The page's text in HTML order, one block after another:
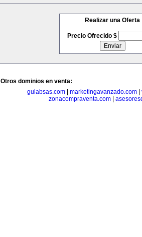
Realizar una Oferta
Precio Ofrecido $
Otros dominios en venta:
guiabsas.com
marketingavanzado.com
zonacompraventa.com|